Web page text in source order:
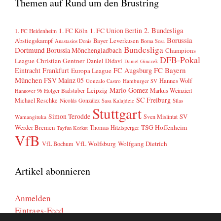
1. FC Heidenheim 1. FC Köln 1. FC Union Berlin 2. Bundesliga
Abstiegskampf Anastasios Donis Bayer Leverkusen Borna Sosa Borussia
Dortmund Borussia Mönchengladbach Bundesliga Champions
League Christian Gentner Daniel Didavi Daniel Ginczek DFB-Pokal
Eintracht Frankfurt Europa League FC Augsburg FC Bayern
München FSV Mainz 05 Gonzalo Castro Hamburger SV Hannes Wolf
Hannover 96 Holger Badstuber Leipzig Mario Gomez Markus Weinzierl
Michael Reschke Nicolás González Sasa Kalajdzic SC Freiburg Silas
Wamangituka Simon Terodde Stuttgart Sven Mislintat SV
Werder Bremen Tayfun Korkut Thomas Hitzlsperger TSG Hoffenheim
VfB VfL Bochum VfL Wolfsburg Wolfgang Dietrich
Artikel abonnieren
Anmelden
Eintrags-Feed